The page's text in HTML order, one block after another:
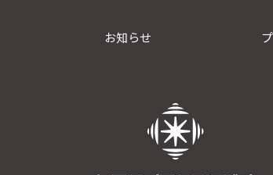
お知らせ